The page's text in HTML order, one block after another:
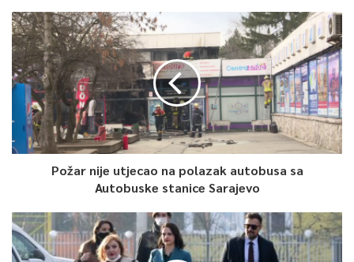
Požar nije utjecao na polazak autobusa sa
Autobuske stanice Sarajevo